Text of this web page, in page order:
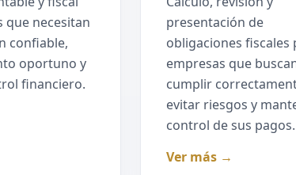
que necesitan
confiable,
oportuno y
financiero.
presentación de
obligaciones fiscales
empresas que
cumplir
evitar riesgos y
control de sus pagos.
Ver más →